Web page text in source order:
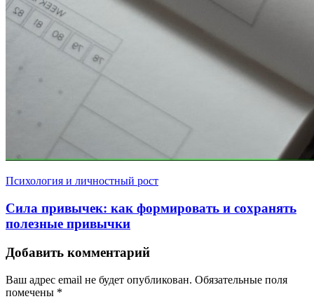
Психология и личностный рост
Сила привычек: как формировать и сохранять
полезные привычки
Добавить комментарий
Ваш адрес email не будет опубликован. Обязательные поля
помечены *